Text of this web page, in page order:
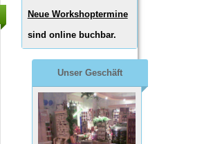
Neue Workshoptermine
sind online buchbar.
Unser Geschäft